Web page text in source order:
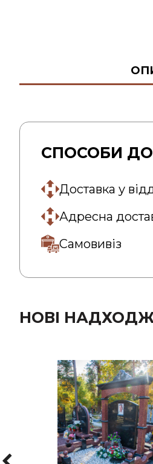
СПОСОБИ
Доставка у
Адресна
Самовивіз
НОВІ